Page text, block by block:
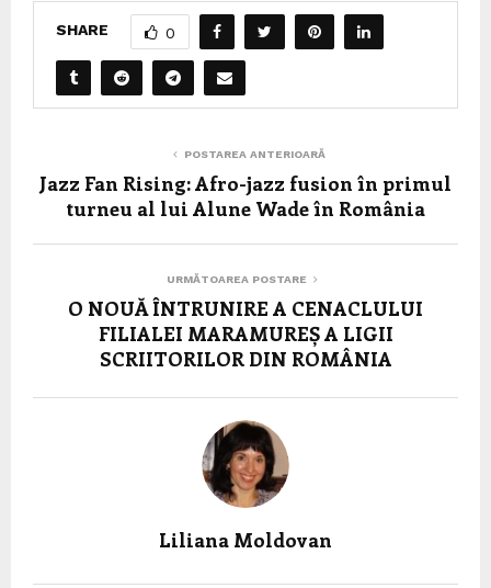
SHARE 0
POSTAREA ANTERIOARĂ
Jazz Fan Rising: Afro-jazz fusion în primul
turneu al lui Alune Wade în România
URMĂTOAREA POSTARE
O NOUĂ ÎNTRUNIRE A CENACLULUI
FILIALEI MARAMUREȘ A LIGII
SCRIITORILOR DIN ROMÂNIA
Liliana Moldovan